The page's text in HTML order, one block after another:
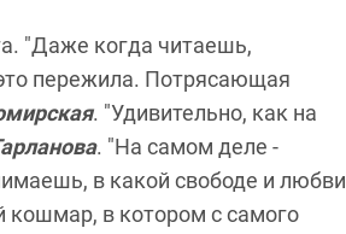
"Даже когда читаешь,
пережила. Потрясающая
. "Удивительно, как на
. "На самом деле -
в какой свободе и любви
кошмар, в котором с самого